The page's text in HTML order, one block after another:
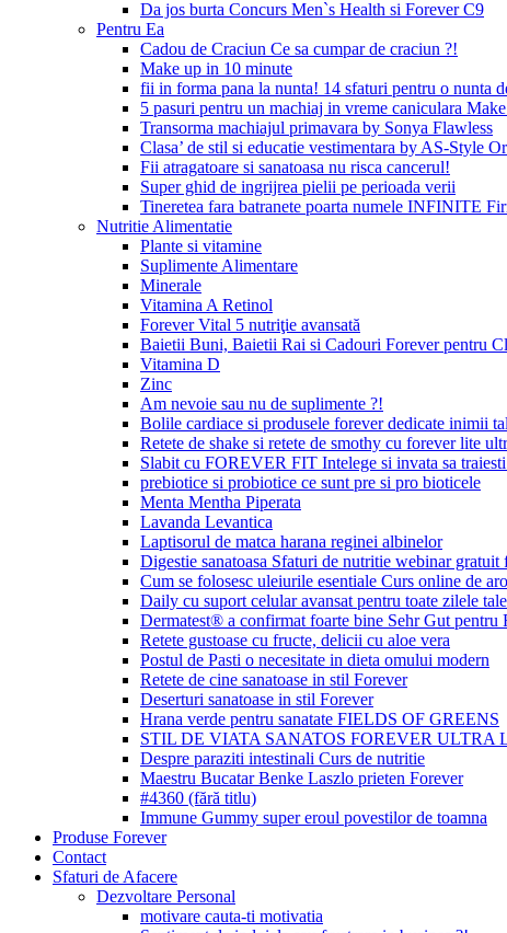
Da jos burta Concurs Men`s Health si Forever C9
Pentru Ea
Cadou de Craciun Ce sa cumpar de craciun ?!
Make up in 10 minute
fii in forma pana la nunta! 14 sfaturi pentru o nunta
5 pasuri pentru un machiaj in vreme caniculara
Transorma machiajul primavara by Sonya Flawless
Clasa’ de stil si educatie vestimentara by AS-Style
Fii atragatoare si sanatoasa nu risca cancerul!
Super ghid de ingrijrea pielii pe perioada verii
Tineretea fara batranete poarta numele INFINITE
Nutritie Alimentatie
Plante si vitamine
Suplimente Alimentare
Minerale
Vitamina A Retinol
Forever Vital 5 nutriţie avansată
Baietii Buni, Baietii Rai si Cadouri Forever pentru
Vitamina D
Zinc
Am nevoie sau nu de suplimente ?!
Bolile cardiace si produsele forever dedicate inimii
Retete de shake si retete de smothy cu forever lite
Slabit cu FOREVER FIT Intelege si invata sa traiesti
prebiotice si probiotice ce sunt pre si pro bioticele
Menta Mentha Piperata
Lavanda Levantica
Laptisorul de matca harana reginei albinelor
Digestie sanatoasa Sfaturi de nutritie webinar gratuit
Cum se folosesc uleiurile esentiale Curs online de
Daily cu suport celular avansat pentru toate zilele tale
Dermatest® a confirmat foarte bine Sehr Gut
Retete gustoase cu fructe, delicii cu aloe vera
Postul de Pasti o necesitate in dieta omului modern
Retete de cine sanatoase in stil Forever
Deserturi sanatoase in stil Forever
Hrana verde pentru sanatate FIELDS OF GREENS
STIL DE VIATA SANATOS FOREVER ULTRA
Despre paraziti intestinali Curs de nutritie
Maestru Bucatar Benke Laszlo prieten Forever
#4360 (fără titlu)
Immune Gummy super eroul povestilor de toamna
Produse Forever
Contact
Sfaturi de Afacere
Dezvoltare Personal
motivare cauta-ti motivatia